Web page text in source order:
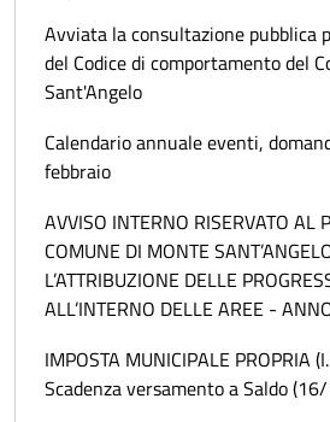
Avviata la consultazione pubblica
del Codice di comportamento del
Sant'Angelo
Calendario annuale eventi,
febbraio
AVVISO INTERNO RISERVATO AL
COMUNE DI MONTE
L’ATTRIBUZIONE DELLE
ALL’INTERNO DELLE AREE -
IMPOSTA MUNICIPALE PROPRIA
Scadenza versamento a Saldo